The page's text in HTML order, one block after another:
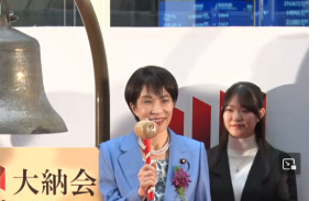
お客様の声（40代）
お客様の声（50代以上）
お客様の声（男性）